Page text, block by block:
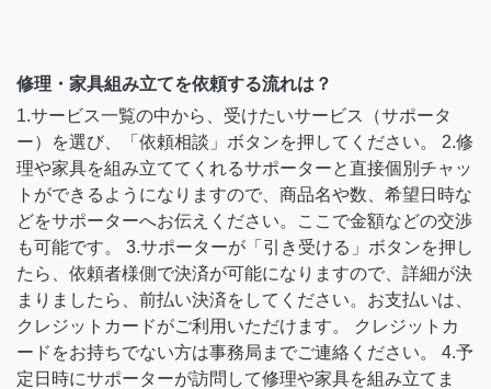
修理・家具組み立てを依頼する流れは？
1.サービス一覧の中から、受けたいサービス（サポータ
ー）を選び、「依頼相談」ボタンを押してください。 2.修
理や家具を組み立ててくれるサポーターと直接個別チャッ
トができるようになりますので、商品名や数、希望日時な
どをサポーターへお伝えください。ここで金額などの交渉
も可能です。 3.サポーターが「引き受ける」ボタンを押し
たら、依頼者様側で決済が可能になりますので、詳細が決
まりましたら、前払い決済をしてください。お支払いは、
クレジットカードがご利用いただけます。 クレジットカ
ードをお持ちでない方は事務局までご連絡ください。 4.予
定日時にサポーターが訪問して修理や家具を組み立てま